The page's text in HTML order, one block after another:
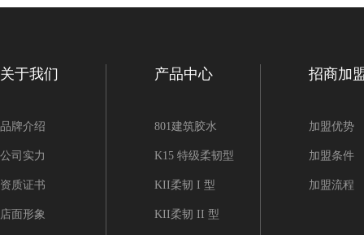
关于我们
品牌介绍
公司实力
资质证书
店面形象
产品中心
801建筑胶水
K15 特级柔韧型
KII柔韧 I 型
KII柔韧 II 型
招商加
加盟优势
加盟条件
加盟流程